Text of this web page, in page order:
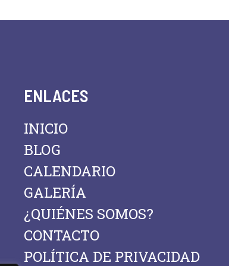
ENLACES
INICIO
BLOG
CALENDARIO
GALERÍA
¿QUIÉNES SOMOS?
CONTACTO
POLÍTICA DE PRIVACIDAD